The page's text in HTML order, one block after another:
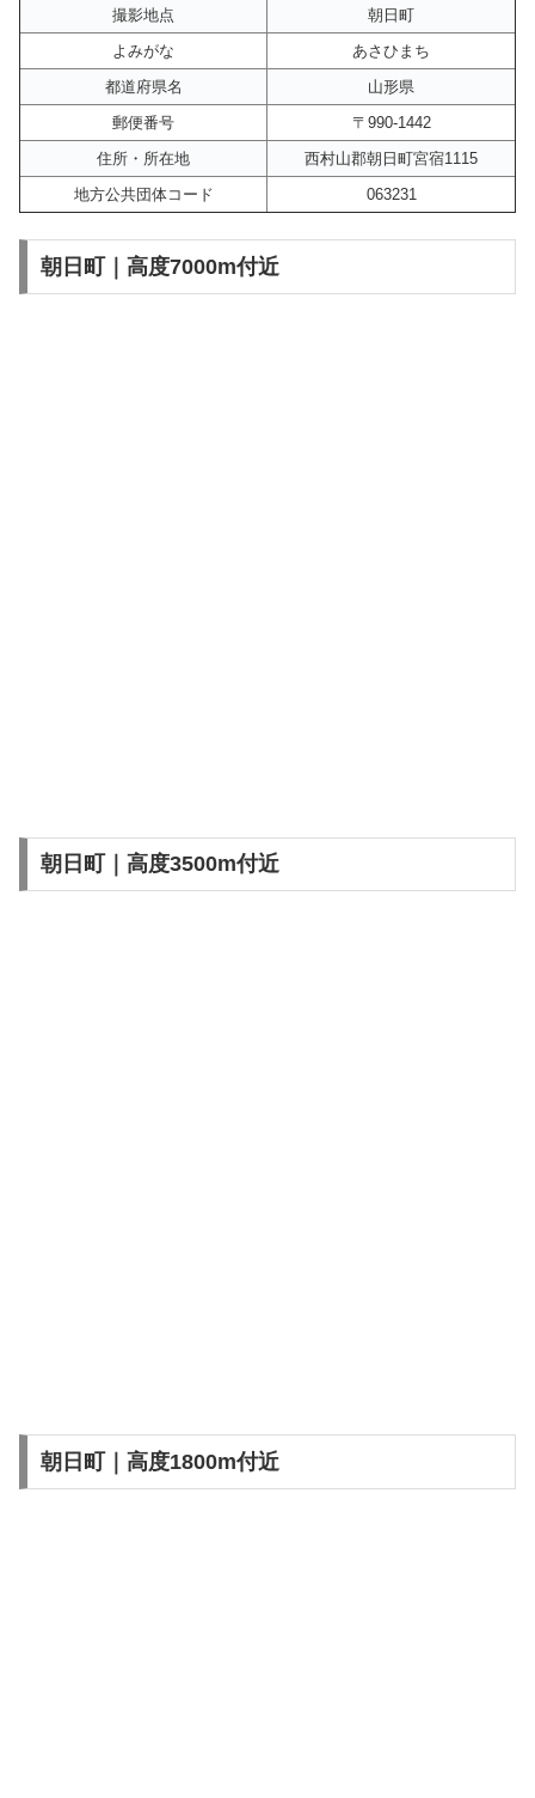
撮影地点
朝日町
よみがな
あさひまち
都道府県名
山形県
郵便番号
〒990-1442
住所・所在地
西村山郡朝日町宮宿1115
地方公共団体コード
063231
朝日町｜高度7000m付近
朝日町｜高度3500m付近
朝日町｜高度1800m付近